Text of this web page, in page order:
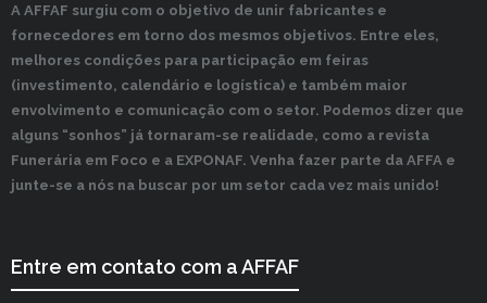
A AFFAF surgiu com o objetivo de unir fabricantes e
fornecedores em torno dos mesmos objetivos. Entre eles,
melhores condições para participação em feiras
(investimento, calendário e logística) e também maior
envolvimento e comunicação com o setor. Podemos dizer que
alguns “sonhos” já tornaram-se realidade, como a revista
Funerária em Foco e a EXPONAF. Venha fazer parte da AFFA e
junte-se a nós na buscar por um setor cada vez mais unido!
Entre em contato com a AFFAF